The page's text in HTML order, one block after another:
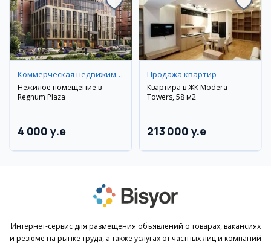
Коммерческая недвижимость
Нежилое помещение в
Regnum Plaza
4 000 y.e
Продажа квартир
Квартира в ЖК Modera
Towers, 58 м2
213 000 y.e
Интернет-сервис для размещения объявлений о товарах, вакансиях
и резюме на рынке труда, а также услугах от частных лиц и компаний